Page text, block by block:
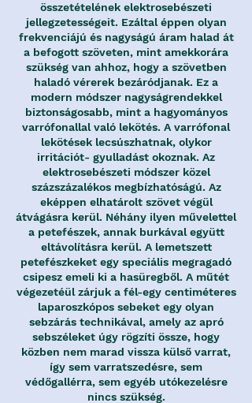
összetételének elektrosebészeti
jellegzetességeit. Ezáltal éppen olyan
frekvenciájú és nagyságú áram halad át
a befogott szöveten, mint amekkorára
szükség van ahhoz, hogy a szövetben
haladó vérerek bezáródjanak. Ez a
modern módszer nagyságrendekkel
biztonságosabb, mint a hagyományos
varrófonallal való lekötés. A varrófonal
lekötések lecsúszhatnak, olykor
irritációt- gyulladást okoznak. Az
elektrosebészeti módszer közel
százszázalékos megbízhatóságú. Az
eképpen elhatárolt szövet végül
átvágásra kerül. Néhány ilyen művelettel
a petefészek, annak burkával együtt
eltávolításra kerül. A lemetszett
petefészkeket egy speciális megragadó
csipesz emeli ki a hasüregből. A műtét
végezetéül zárjuk a fél-egy centiméteres
laparoszkópos sebeket egy olyan
sebzárás technikával, amely az apró
sebszéleket úgy rögzíti össze, hogy
közben nem marad vissza külső varrat,
így sem varratszedésre, sem
védőgallérra, sem egyéb utókezelésre
nincs szükség.